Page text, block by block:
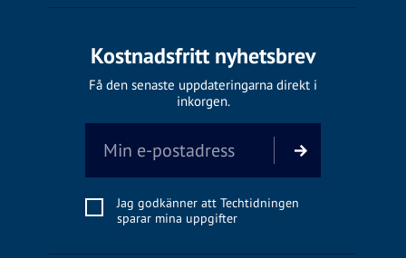
Kostnadsfritt nyhetsbrev
Få den senaste uppdateringarna direkt i
inkorgen.
Jag godkänner att Techtidningen
sparar mina uppgifter